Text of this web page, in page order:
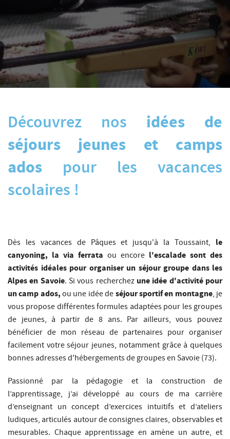
Découvrez nos idées de
séjours jeunes et camps
ados pour les vacances
scolaires !
Dès les vacances de Pâques et jusqu'à la Toussaint, le
canyoning, la via ferrata ou encore l'escalade sont des
activités idéales pour organiser un séjour groupe dans les
Alpes en Savoie. Si vous recherchez une idée d'activité pour
un camp ados,ou une idée de séjour sportif en montagne, je
vous propose différentes formules adaptées pour les groupes
de jeunes, à partir de 8 ans. Par ailleurs, vous pouvez
bénéficier de mon réseau de partenaires pour organiser
facilement votre séjour jeunes, notamment grâce à quelques
bonnes adresses d'hébergements de groupes en Savoie (73).
Passionné par la pédagogie et la construction de
l’apprentissage, j’ai développé au cours de ma carrière
d’enseignant un concept d’exercices intuitifs et d’ateliers
ludiques, articulés autour de consignes claires, observables et
mesurables. Chaque apprentissage en amène un autre, et